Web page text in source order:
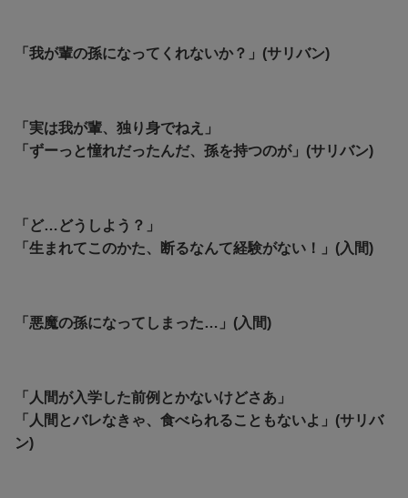
「我が輩の孫になってくれないか？」(サリバン)
「実は我が輩、独り身でねえ」
「ずーっと憧れだったんだ、孫を持つのが」(サリバン)
「ど…どうしよう？」
「生まれてこのかた、断るなんて経験がない！」(入間)
「悪魔の孫になってしまった…」(入間)
「人間が入学した前例とかないけどさあ」
「人間とバレなきゃ、食べられることもないよ」(サリバ
ン)